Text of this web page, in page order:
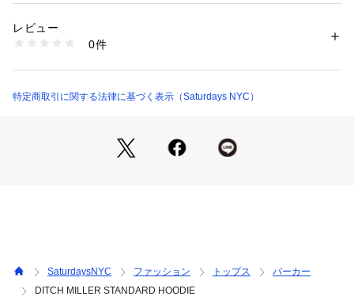
コットン100%の程よい厚みの生地感となっています。
ブが特徴です。カジュアルやストリートはもちろん、きれい目
のコーディネートに差し込みカジュアルダウンして合わせるの
【Country of origin】
素材：コットン 100%
商品番号：
BBM13280 （ショップ）
レビュー
0件
特定商取引に関する法律に基づく表示（Saturdays NYC）
SaturdaysNYC ファッション トップス
パーカー
DITCH MILLER STANDARD HOODIE